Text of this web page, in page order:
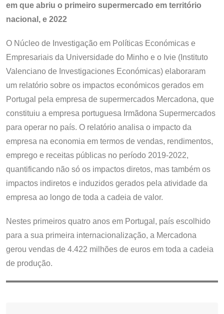
em que abriu o primeiro supermercado em território
nacional, e 2022
O Núcleo de Investigação em Políticas Económicas e
Empresariais da Universidade do Minho e o Ivie (Instituto
Valenciano de Investigaciones Económicas) elaboraram
um relatório sobre os impactos económicos gerados em
Portugal pela empresa de supermercados Mercadona, que
constituiu a empresa portuguesa Irmãdona Supermercados
para operar no país. O relatório analisa o impacto da
empresa na economia em termos de vendas, rendimentos,
emprego e receitas públicas no período 2019-2022,
quantificando não só os impactos diretos, mas também os
impactos indiretos e induzidos gerados pela atividade da
empresa ao longo de toda a cadeia de valor.
Nestes primeiros quatro anos em Portugal, país escolhido
para a sua primeira internacionalização, a Mercadona
gerou vendas de 4.422 milhões de euros em toda a cadeia
de produção.